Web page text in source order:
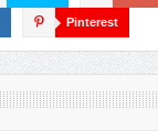
Pinterest